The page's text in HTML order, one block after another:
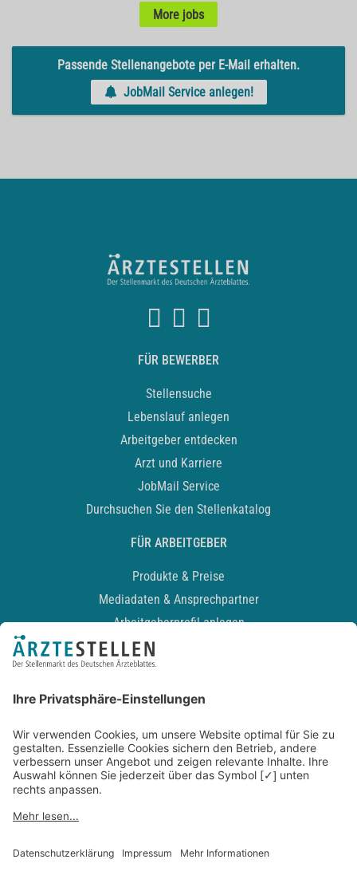
More jobs
Passende Stellenangebote per E-Mail erhalten.
JobMail Service anlegen!
FÜR BEWERBER
Stellensuche
Lebenslauf anlegen
Arbeitgeber entdecken
Arzt und Karriere
JobMail Service
Durchsuchen Sie den Stellenkatalog
FÜR ARBEITGEBER
Produkte & Preise
Mediadaten & Ansprechpartner
Arbeitgeberprofil anlegen
Recruiting-Podcast
Kontakt
Datenschutz
Newsletter